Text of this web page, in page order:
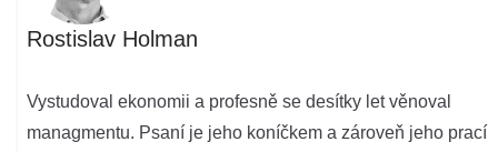
Rostislav Holman
Vystudoval ekonomii a profesně se desítky let věnoval
managmentu. Psaní je jeho koníčkem a zároveň jeho prací